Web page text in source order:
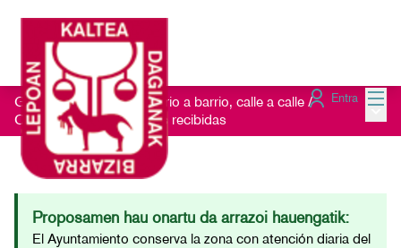
Entra
Getxo Txukun 2021 - Barrio a barrio, calle a calle /
Consulta las Sugerencias recibidas
Proposamen hau onartu da arrazoi hauengatik:
El Ayuntamiento conserva la zona con atención diaria del